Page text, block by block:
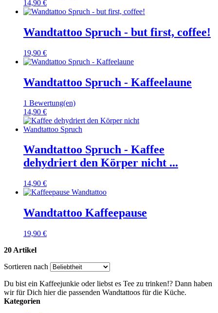
14,90 €
Wandtattoo Spruch - but first, coffee!
19,90 €
Wandtattoo Spruch - Kaffeelaune
1 Bewertung(en)
14,90 €
Wandtattoo Spruch - Kaffee
dehydriert den Körper nicht ...
14,90 €
Wandtattoo Kaffeepause
19,90 €
20 Artikel
Sortieren nach
Du bist ein Kaffeejunkie oder liebst es Tee zu trinken!? Dann haben
wir für Dich hier die passenden Wandtattoos für die Küche.
Kategorien